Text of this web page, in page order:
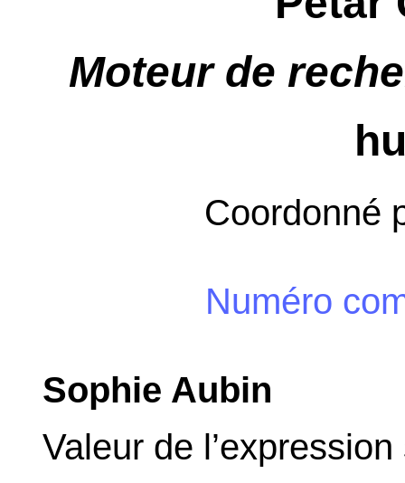
Moteur de
Coordonné
Numéro
Sophie Aubin
Valeur de